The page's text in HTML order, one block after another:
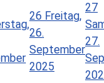
26 Freitag,
26.
September
2025
27
27.